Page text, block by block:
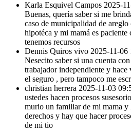
Karla Esquivel Campos 2025-
Buenas, quería saber si me
caso de municipalidad de
hipotéca y mi mamá es
tenemos recursos
Dennis Quiros vivo 2025-11-06
Nesecito saber si una cuenta
trabajador independiente y
el seguro , pero tampoco me
christian herrera 2025-11-03
ustedes hacen procesos
murio un familiar de mi mama y
derechos y hay que hacer
de mi tio